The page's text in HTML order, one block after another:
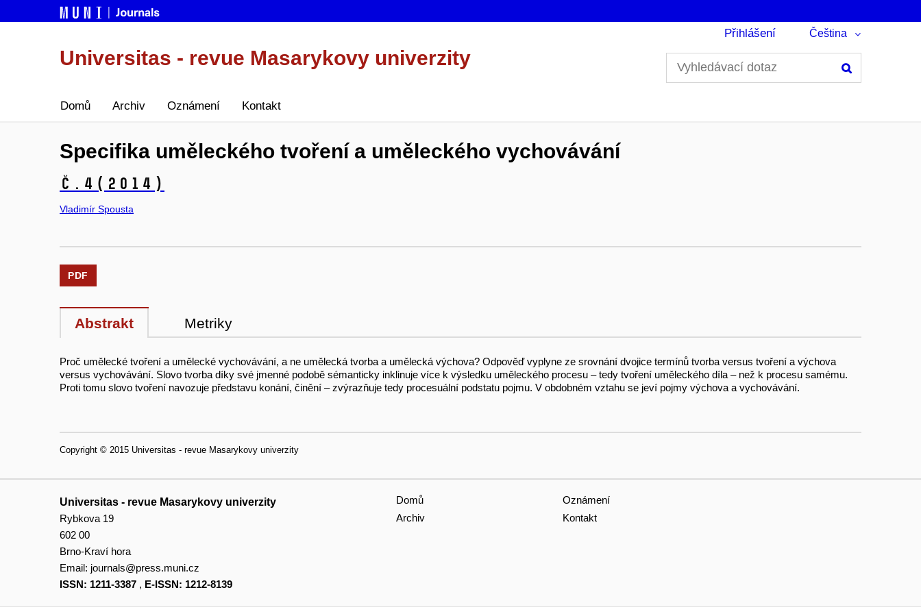
Universitas - revue Masarykovy univerzity
Přihlášení Čeština
Domů Archiv Oznámení Kontakt
Specifika uměleckého tvoření a uměleckého vychovávání
č.4 (2014)
Vladimír Spousta
PDF
Abstrakt Metriky
Proč umělecké tvoření a umělecké vychovávání, a ne umělecká tvorba a umělecká výchova? Odpověď vyplyne ze srovnání dvojice termínů tvorba versus tvoření a výchova
versus vychovávání. Slovo tvorba díky své jmenné podobě sémanticky inklinuje více k výsledku uměleckého procesu – tedy tvoření uměleckého díla – než k procesu samému.
Proti tomu slovo tvoření navozuje představu konání, činění – zvýrazňuje tedy procesuální podstatu pojmu. V obdobném vztahu se jeví pojmy výchova a vychovávání.
Copyright © 2015 Universitas - revue Masarykovy univerzity
Universitas - revue Masarykovy univerzity
Rybkova 19
602 00
Brno-Kraví hora
Email: journals@press.muni.cz
ISSN: 1211-3387 , E-ISSN: 1212-8139
Domů
Archiv
Oznámení
Kontakt